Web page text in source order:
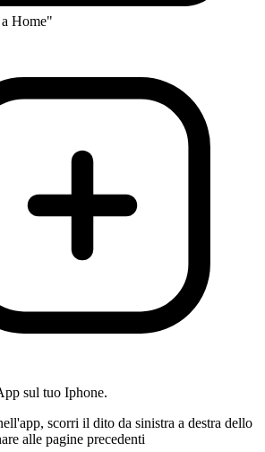
Home"
sul tuo Iphone.
scorri il dito da sinistra a destra dello
alle pagine precedenti